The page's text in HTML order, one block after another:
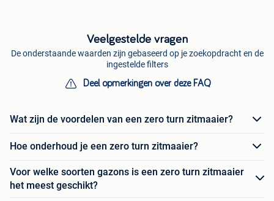
Veelgestelde vragen
De onderstaande waarden zijn gebaseerd op je zoekopdracht en de
ingestelde filters
Deel opmerkingen over deze FAQ
Wat zijn de voordelen van een zero turn zitmaaier?
Hoe onderhoud je een zero turn zitmaaier?
Voor welke soorten gazons is een zero turn zitmaaier
het meest geschikt?